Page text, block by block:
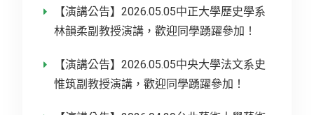
【演講公告】2026.05.05中正大學歷史學系
林韻柔副教授演講，歡迎同學踴躍參加！
【演講公告】2026.05.05中央大學法文系史
惟筑副教授演講，歡迎同學踴躍參加！